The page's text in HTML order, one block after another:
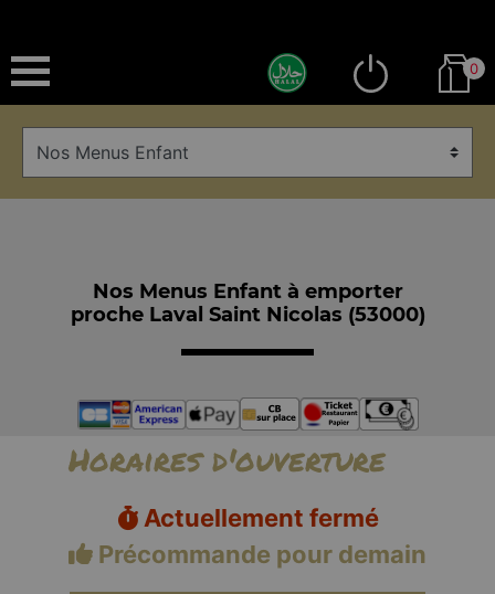
0
Nos Menus Enfant à emporter
proche Laval Saint Nicolas (53000)
Horaires d'ouverture
Actuellement fermé
Précommande pour demain